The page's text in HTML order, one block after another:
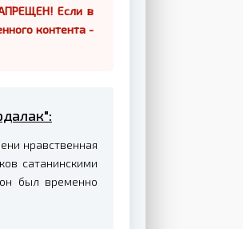
Если в
контента -
нравственная
сатанинскими
был временно